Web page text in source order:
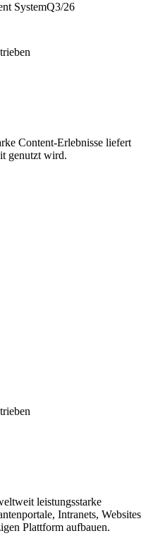
SystemQ3/26
Content-Erlebnisse liefert
genutzt wird.
leistungsstarke
Intranets, Websites
Plattform aufbauen.